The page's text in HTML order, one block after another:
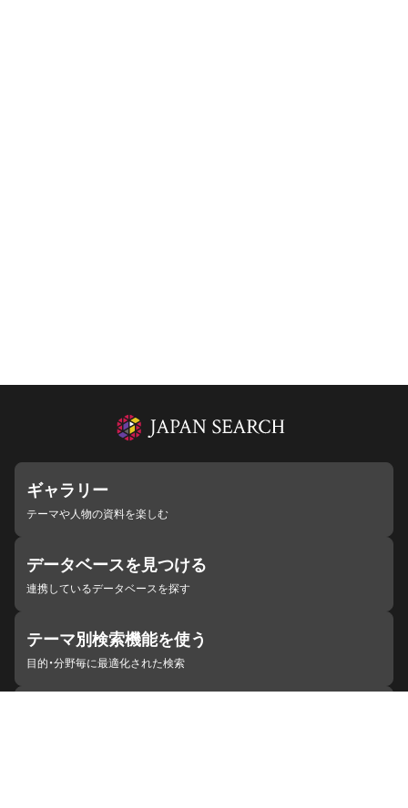
ギャラリー
テーマや人物の資料を楽しむ
データベースを見つける
連携しているデータベースを探す
テーマ別検索機能を使う
目的・分野毎に最適化された検索